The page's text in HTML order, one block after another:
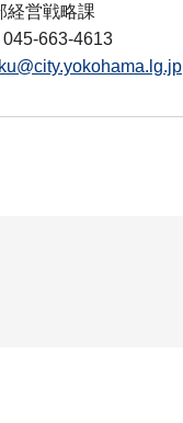
経営戦略課
663-4613